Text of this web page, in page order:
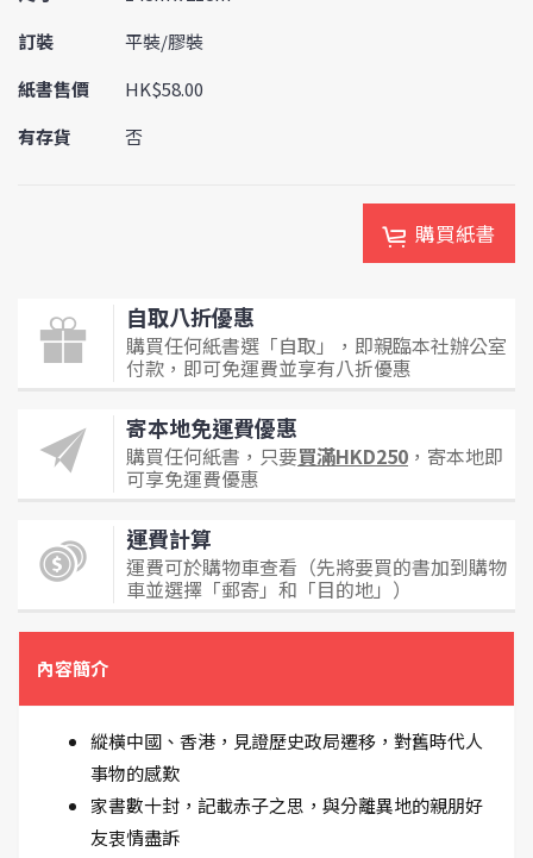
訂裝
平裝/膠裝
紙書售價
HK$58.00
有存貨
否
購買紙書
自取八折優惠
購買任何紙書選「自取」，即親臨本社辦公室
付款，即可免運費並享有八折優惠
寄本地免運費優惠
購買任何紙書，只要買滿HKD250 ，寄本地即
可享免運費優惠
運費計算
運費可於購物車查看（先將要買的書加到購物
車並選擇「郵寄」和「目的地」）
內容簡介
縱橫中國、香港，見證歷史政局遷移，對舊時代人
事物的感歎
家書數十封，記載赤子之思，與分離異地的親朋好
友衷情盡訴